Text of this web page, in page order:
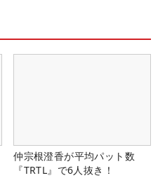
仲宗根澄香が平均パット数
『TRTL』で6人抜き！